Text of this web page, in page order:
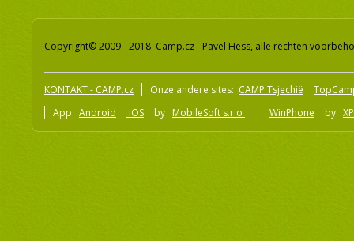
Copyright© 2009 - 2018 Camp.cz - Pavel Hess, alle rechten
KONTAKT - CAMP.cz Onze andere sites: CAMP Tsjechië
App: Android iOS by MobileSoft s.r.o WinPhone by